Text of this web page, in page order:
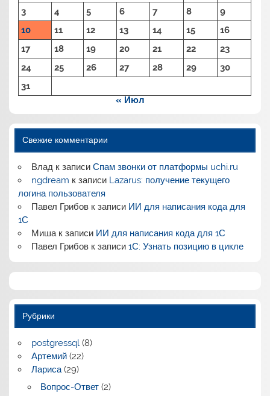
3
4 5 6 7 8
9
10
11 12 13 14 15
16
17
18 19 20 21 22
23
24
25 26 27 28 29
30
31
« Июл
Свежие комментарии
Владк записи Спам звонки от платформы uchi.ru
ngdream к записи Lazarus: получение текущего
логина пользователя
Павел Грибовк записи ИИ для написания кода для
1С
Мишак записи ИИ для написания кода для 1С
Павел Грибовк записи 1С: Узнать позицию в цикле
Рубрики
postgressql(8)
Артемий(22)
Лариса(29)
Вопрос-Ответ(2)